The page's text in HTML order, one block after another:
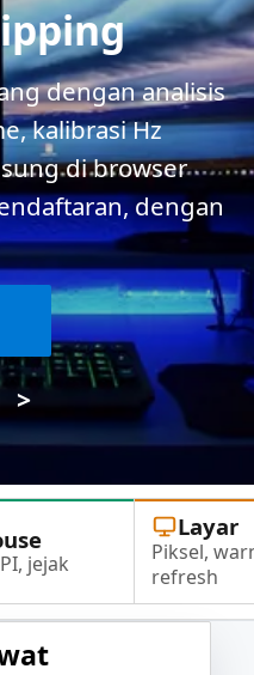
dengan analisis
kalibrasi Hz
di browser
dengan
>
jejak
Layar
Piksel,
refresh